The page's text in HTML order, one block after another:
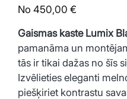
No Cena
450,00 €
Gaismas kaste Lumix
pamanāma un
tās ir tikai dažas no šīs
Izvēlieties eleganti
piešķiriet kontrastu